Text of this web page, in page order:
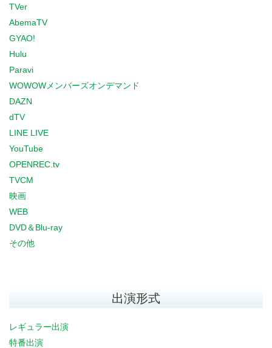
TVer
AbemaTV
GYAO!
Hulu
Paravi
WOWOWメンバーズオンデマンド
DAZN
dTV
LINE LIVE
YouTube
OPENREC.tv
TVCM
映画
WEB
DVD＆Blu-ray
その他
出演形式
レギュラー出演
特番出演